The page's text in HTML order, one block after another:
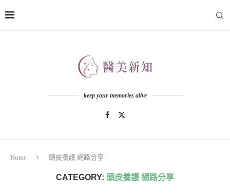
keep your memories alive
Home 頭皮養護 網路分享
CATEGORY: 頭皮養護 網路分享